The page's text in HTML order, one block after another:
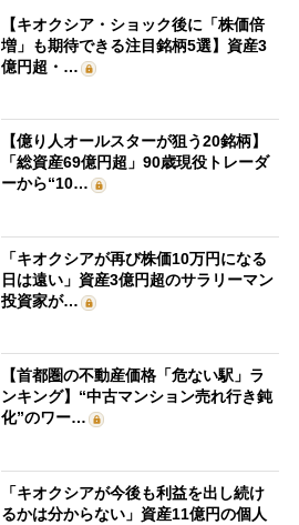
【キオクシア・ショック後に「株価倍
増」も期待できる注目銘柄5選】資産3
億円超・…
【億り人オールスターが狙う20銘柄】
「総資産69億円超」90歳現役トレーダ
ーから“10…
「キオクシアが再び株価10万円になる
日は遠い」資産3億円超のサラリーマン
投資家が…
【首都圏の不動産価格「危ない駅」ラ
ンキング】“中古マンション売れ行き鈍
化”のワー…
「キオクシアが今後も利益を出し続け
るかは分からない」資産11億円の個人